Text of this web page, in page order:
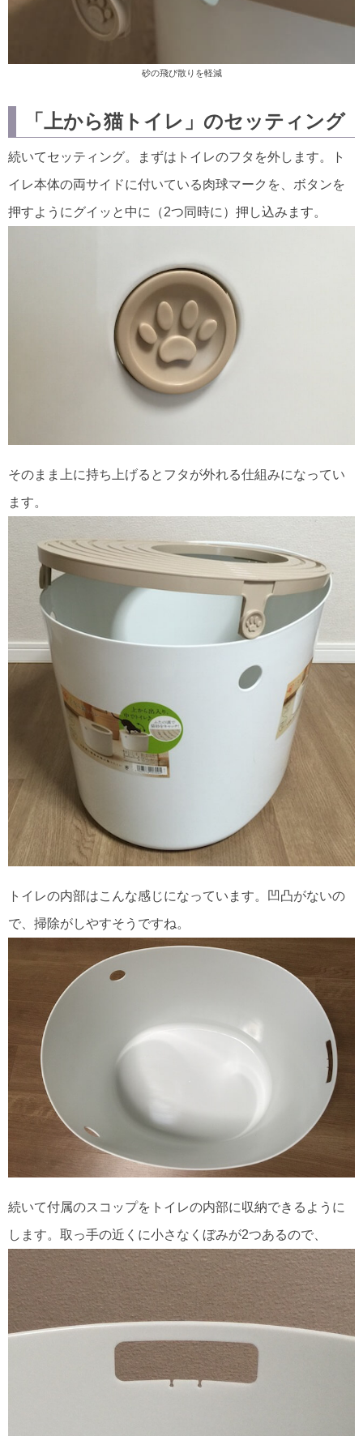
砂の飛び散りを軽減
「上から猫トイレ」のセッティング
続いてセッティング。まずはトイレのフタを外します。ト
イレ本体の両サイドに付いている肉球マークを、ボタンを
押すようにグイッと中に（2つ同時に）押し込みます。
そのまま上に持ち上げるとフタが外れる仕組みになってい
ます。
トイレの内部はこんな感じになっています。凹凸がないの
で、掃除がしやすそうですね。
続いて付属のスコップをトイレの内部に収納できるように
します。取っ手の近くに小さなくぼみが2つあるので、